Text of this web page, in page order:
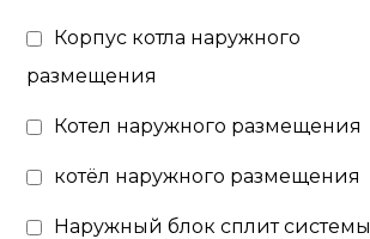
Корпус котла наружного
размещения
Котел наружного размещения
котёл наружного размещения
Наружный блок сплит системы